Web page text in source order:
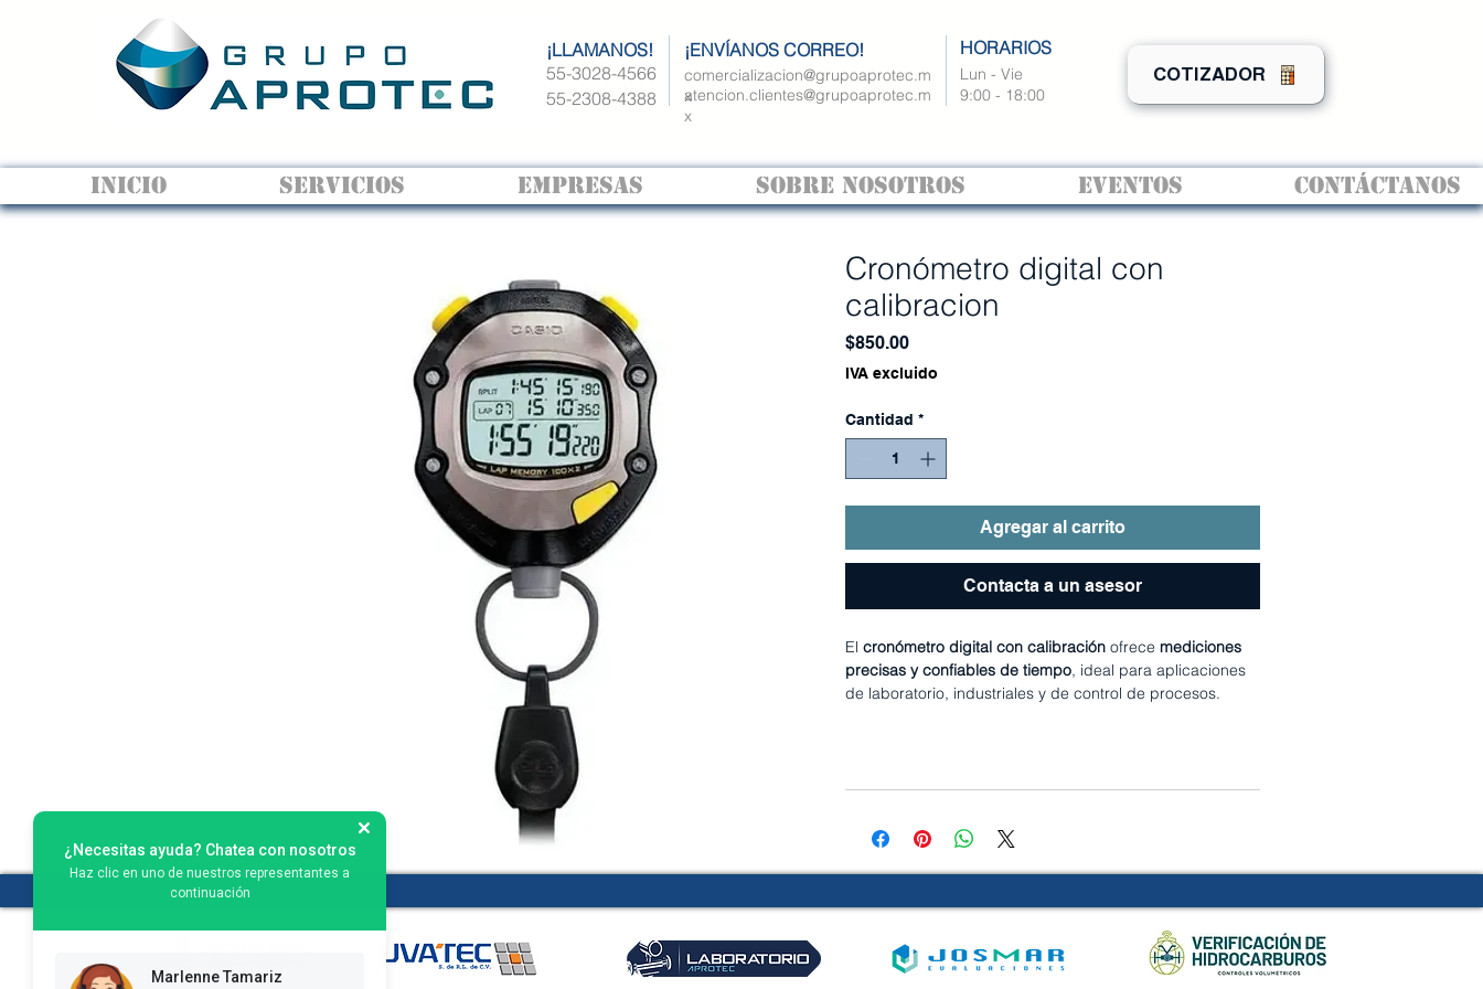
¡LLAMANOS!
55-3028-4566
55-2308-4388
¡ENVÍANOS CORREO!
comercializacion@grupoaprotec.m
x
atencion.clientes@grupoaprotec.m
x
HORARIOS
Lun - Vie
9:00 - 18:00
COTIZADOR
INICIO SERVICIOS EMPRESAS SOBRE NOSOTROS EVENTOS CONTÁCTANOS
Cronómetro digital con
calibracion
$850.00Precio
IVA excluido
Cantidad *
Agregar al carrito
Contacta a un asesor
El cronómetro digital con calibración ofrece mediciones
precisas y confiables de tiempo, ideal para aplicaciones
de laboratorio, industriales y de control de procesos.
¿Necesitas ayuda? Chatea con nosotros
Haz clic en uno de nuestros representantes a
continuación
Marlenne Tamariz